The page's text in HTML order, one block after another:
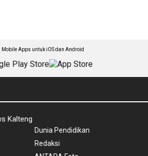
Mobile Apps untuk iOS dan Android
Kalteng
Dunia Pendidikan
Redaksi